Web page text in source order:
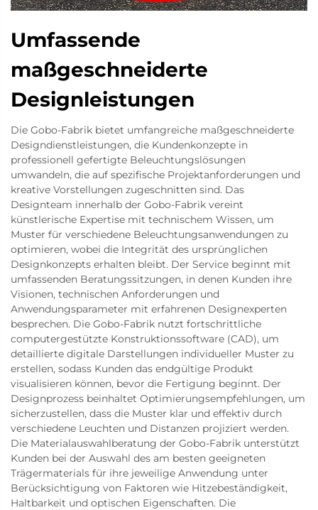
Umfassende
maßgeschneiderte
Designleistungen
Die Gobo-Fabrik bietet umfangreiche maßgeschneiderte
Designdienstleistungen, die Kundenkonzepte in
professionell gefertigte Beleuchtungslösungen
umwandeln, die auf spezifische Projektanforderungen und
kreative Vorstellungen zugeschnitten sind. Das
Designteam innerhalb der Gobo-Fabrik vereint
künstlerische Expertise mit technischem Wissen, um
Muster für verschiedene Beleuchtungsanwendungen zu
optimieren, wobei die Integrität des ursprünglichen
Designkonzepts erhalten bleibt. Der Service beginnt mit
umfassenden Beratungssitzungen, in denen Kunden ihre
Visionen, technischen Anforderungen und
Anwendungsparameter mit erfahrenen Designexperten
besprechen. Die Gobo-Fabrik nutzt fortschrittliche
computergestützte Konstruktionssoftware (CAD), um
detaillierte digitale Darstellungen individueller Muster zu
erstellen, sodass Kunden das endgültige Produkt
visualisieren können, bevor die Fertigung beginnt. Der
Designprozess beinhaltet Optimierungsempfehlungen, um
sicherzustellen, dass die Muster klar und effektiv durch
verschiedene Leuchten und Distanzen projiziert werden.
Die Materialauswahlberatung der Gobo-Fabrik unterstützt
Kunden bei der Auswahl des am besten geeigneten
Trägermaterials für ihre jeweilige Anwendung unter
Berücksichtigung von Faktoren wie Hitzebeständigkeit,
Haltbarkeit und optischen Eigenschaften. Die